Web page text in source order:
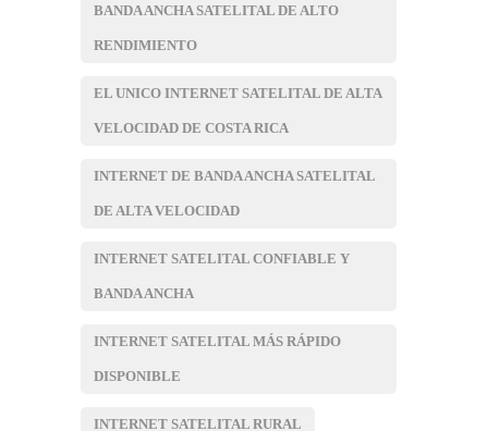
BANDA ANCHA SATELITAL DE ALTO
RENDIMIENTO
EL UNICO INTERNET SATELITAL DE ALTA
VELOCIDAD DE COSTA RICA
INTERNET DE BANDA ANCHA SATELITAL
DE ALTA VELOCIDAD
INTERNET SATELITAL CONFIABLE Y
BANDA ANCHA
INTERNET SATELITAL MÁS RÁPIDO
DISPONIBLE
INTERNET SATELITAL RURAL